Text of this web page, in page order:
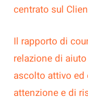
centrato sul
Il rapporto di
relazione di
ascolto attivo
attenzione e di